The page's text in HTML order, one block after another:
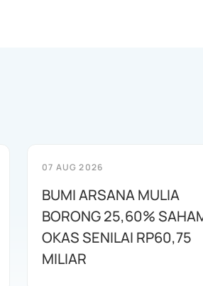
07 AUG 2026
BUMI ARSANA MULIA
BORONG 25,60%
OKAS SENILAI RP60,75
MILIAR